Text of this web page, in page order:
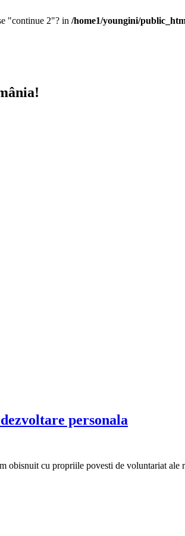
"continue 2"? in /home1/youngini/
personala
obisnuit cu propriile povesti de voluntariat